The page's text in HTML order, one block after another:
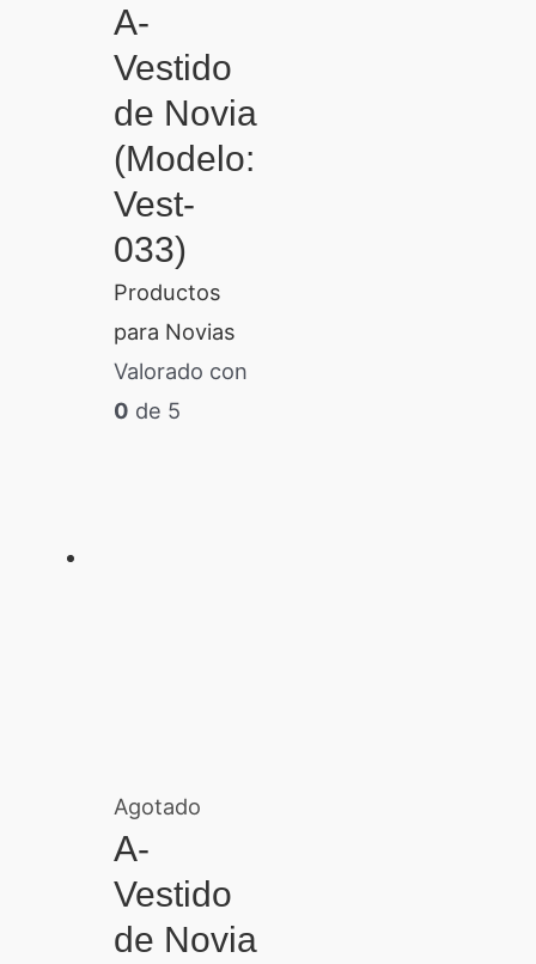
A-
Vestido
de Novia
(Modelo:
Vest-
033)
Productos
para Novias
Valorado con
0 de 5
Agotado
A-
Vestido
de Novia